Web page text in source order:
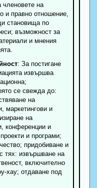
членовете на
и правно отношение,
становища по
възможност за
и мнения
: За постигане
извършва
се свежда до:
на
маркетингови и
на
конференции и
и програми;
придобиване и
тях: извършване на
включително
хау; отдаване под